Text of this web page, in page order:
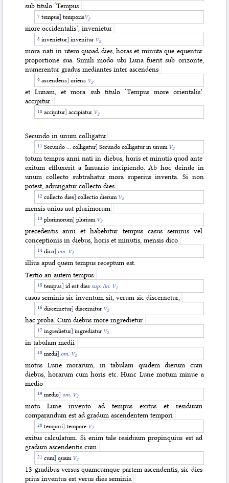
sub titulo ‘Tempus
tempus] temporisV2
more occidentalis’, invenietur
invenietur] invenitur V2
mora nati in utero quoad dies, horas et minuta que equentur
proportione sua. Simili modo ubi Luna fuerit sub orizonte,
numerentur gradus mediantes inter ascendens
ascendens] oriens V2
et Lunam, et mora sub titulo ‘Tempus more orientalis’
accipitur.
accipitur] accipiatur V2
Secundo in unum colligatur
Secundo … colligatur] Secundo colligatur in unum V2
totum tempus anni nati in diebus, horis et minutis quod ante
exitum effluxerit a Ianuario incipiendo. Ab hoc deinde in
unum collecto subtrahatur mora superius inventa. Si non
potest, adiungatur collecto dies
collecto dies] collectio dierum V2
mensis unius aut plurimorum
plurimorum] plurium V2
precedentis anni et habebitur tempus casus seminis vel
conceptionis in diebus, horis et minutis, mensis dico
dico] om. V2
illius apud quem tempus receptum est.
Tertio an autem tempus
tempus] id est dies sup. lin. V1
casus seminis sic inventum sit, verum sic discernetur,
discernetur] discernitur V2
hac proba. Cum diebus more ingredietur
ingredietur] ingrediatur V2
in tabulam medii
medii] om. V2
motus Lune morarum, in tabulam quidem dierum cum
diebus, horarum cum horis etc. Hunc Lune motum minue a
medio
medio] om. V2
motu Lune invento ad tempus exitus et residuum
comparandum est ad gradum ascendentem tempori
tempori] tempore V2
exitus calculatum. Si enim tale residuum propinquius est ad
gradum ascendentis cum
cum] quam V2
13 gradibus versus quamcumque partem ascendentis, sic dies
prius inventus est verus dies seminis.